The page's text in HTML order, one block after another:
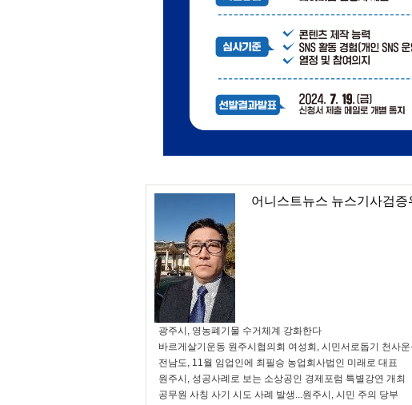
어니스트뉴스 뉴스기사검
광주시, 영농폐기물 수거체계 강화한다
바르게살기운동 원주시협의회 여성회, 시민서로돕기 천사
전남도, 11월 임업인에 최필승 농업회사법인 미래로 대표
원주시, 성공사례로 보는 소상공인 경제포럼 특별강연 개최
공무원 사칭 사기 시도 사례 발생...원주시, 시민 주의 당부